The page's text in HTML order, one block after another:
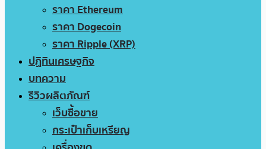
ราคา Ethereum
ราคา Dogecoin
ราคา Ripple (XRP)
ปฏิทินเศรษฐกิจ
บทความ
รีวิวผลิตภัณฑ์
เว็บซื้อขาย
กระเป๋าเก็บเหรียญ